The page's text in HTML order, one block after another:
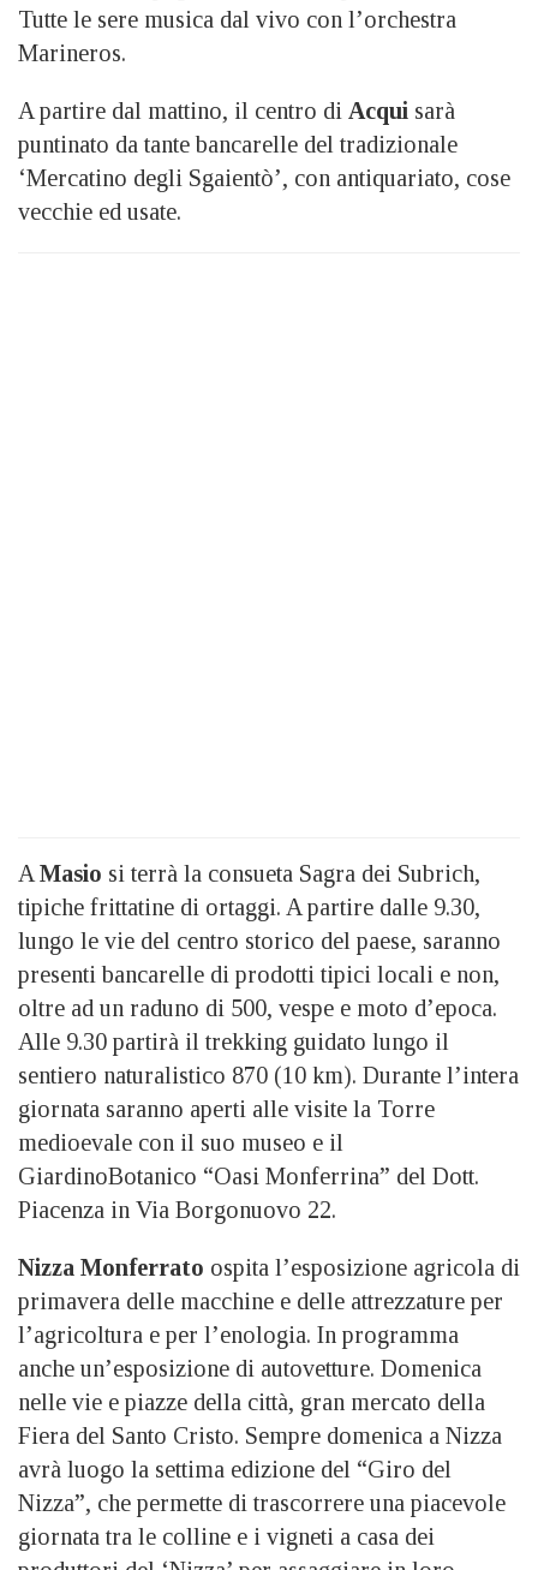
Tutte le sere musica dal vivo con l’orchestra
Marineros.
A partire dal mattino, il centro di Acqui sarà
puntinato da tante bancarelle del tradizionale
‘Mercatino degli Sgaientò’, con antiquariato, cose
vecchie ed usate.
A Masio si terrà la consueta Sagra dei Subrich,
tipiche frittatine di ortaggi. A partire dalle 9.30,
lungo le vie del centro storico del paese, saranno
presenti bancarelle di prodotti tipici locali e non,
oltre ad un raduno di 500, vespe e moto d’epoca.
Alle 9.30 partirà il trekking guidato lungo il
sentiero naturalistico 870 (10 km). Durante l’intera
giornata saranno aperti alle visite la Torre
medioevale con il suo museo e il
GiardinoBotanico “Oasi Monferrina” del Dott.
Piacenza in Via Borgonuovo 22.
Nizza Monferrato ospita l’esposizione agricola di
primavera delle macchine e delle attrezzature per
l’agricoltura e per l’enologia. In programma
anche un’esposizione di autovetture. Domenica
nelle vie e piazze della città, gran mercato della
Fiera del Santo Cristo. Sempre domenica a Nizza
avrà luogo la settima edizione del “Giro del
Nizza”, che permette di trascorrere una piacevole
giornata tra le colline e i vigneti a casa dei